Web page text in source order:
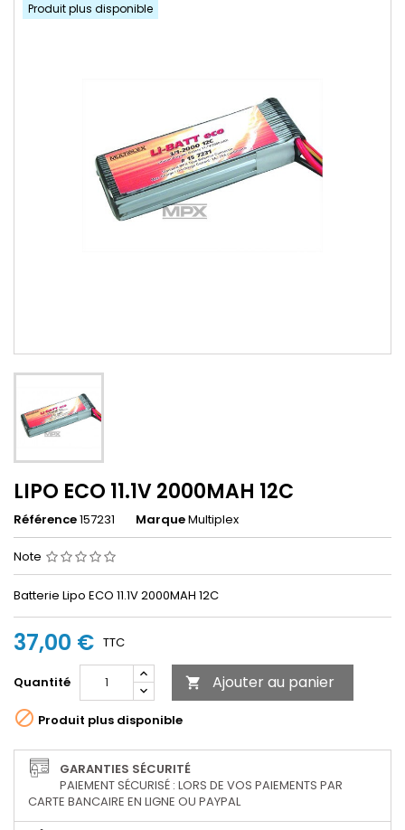
Produit plus disponible
LIPO ECO 11.1V 2000MAH 12C
Référence157231 MarqueMultiplex
Note
Batterie Lipo ECO 11.1V 2000MAH 12C
37,00 € TTC
Quantité  Ajouter au panier
 Produit plus disponible
GARANTIES SÉCURITÉ
PAIEMENT SÉCURISÉ : LORS DE VOS PAIEMENTS PAR
CARTE BANCAIRE EN LIGNE OU PAYPAL